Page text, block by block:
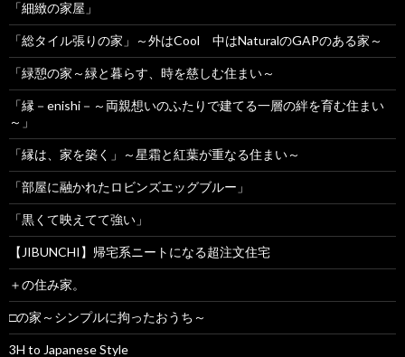
「細緻の家屋」
「総タイル張りの家」～外はCool 中はNaturalのGAPのある家～
「緑憩の家～緑と暮らす、時を慈しむ住まい～
「縁－enishi－～両親想いのふたりで建てる一層の絆を育む住まい
～」
「縁は、家を築く」～星霜と紅葉が重なる住まい～
「部屋に融かれたロビンズエッグブルー」
「黒くて映えてて強い」
【JIBUNCHI】帰宅系ニートになる超注文住宅
＋の住み家。
□の家～シンプルに拘ったおうち～
3H to Japanese Style